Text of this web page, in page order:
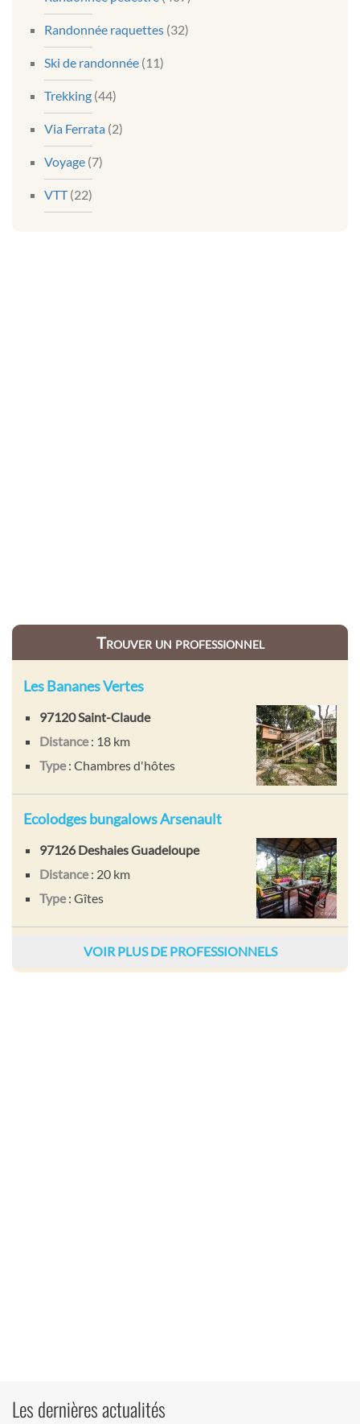
Randonnée raquettes (32)
Ski de randonnée (11)
Trekking (44)
Via Ferrata (2)
Voyage (7)
VTT(22)
Trouver un professionnel
Les Bananes Vertes
97120 Saint-Claude
Distance: 18 km
Type: Chambres d'hôtes
Ecolodges bungalows Arsenault
97126 Deshaies Guadeloupe
Distance: 20 km
Type: Gîtes
VOIR PLUS DE PROFESSIONNELS
Les dernières actualités